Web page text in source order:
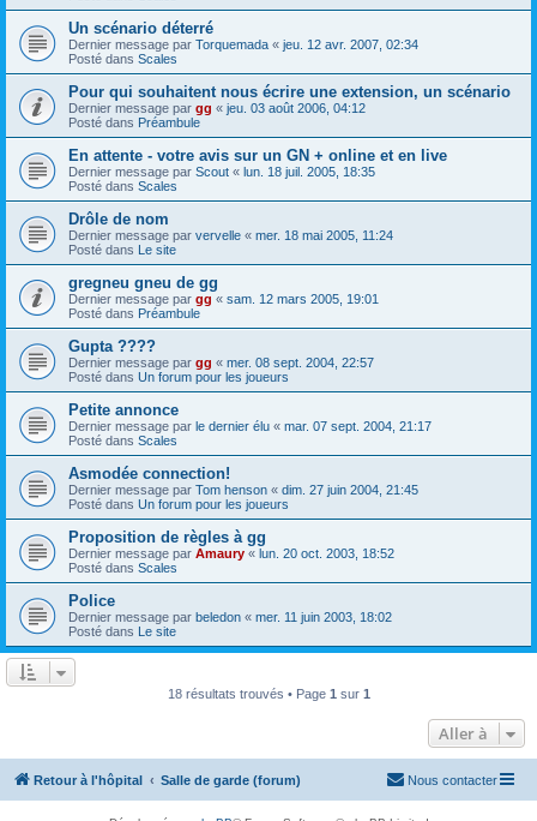
Un scénario déterré
Dernier message par Torquemada « jeu. 12 avr. 2007, 02:34
Posté dans Scales
Pour qui souhaitent nous écrire une extension, un scénario
Dernier message par gg « jeu. 03 août 2006, 04:12
Posté dans Préambule
En attente - votre avis sur un GN + online et en live
Dernier message par Scout « lun. 18 juil. 2005, 18:35
Posté dans Scales
Drôle de nom
Dernier message par vervelle « mer. 18 mai 2005, 11:24
Posté dans Le site
gregneu gneu de gg
Dernier message par gg « sam. 12 mars 2005, 19:01
Posté dans Préambule
Gupta ????
Dernier message par gg « mer. 08 sept. 2004, 22:57
Posté dans Un forum pour les joueurs
Petite annonce
Dernier message par le dernier élu « mar. 07 sept. 2004, 21:17
Posté dans Scales
Asmodée connection!
Dernier message par Tom henson « dim. 27 juin 2004, 21:45
Posté dans Un forum pour les joueurs
Proposition de règles à gg
Dernier message par Amaury « lun. 20 oct. 2003, 18:52
Posté dans Scales
Police
Dernier message par beledon « mer. 11 juin 2003, 18:02
Posté dans Le site
18 résultats trouvés • Page 1 sur 1
Aller à
Retour à l'hôpital Salle de garde (forum) Nous contacter